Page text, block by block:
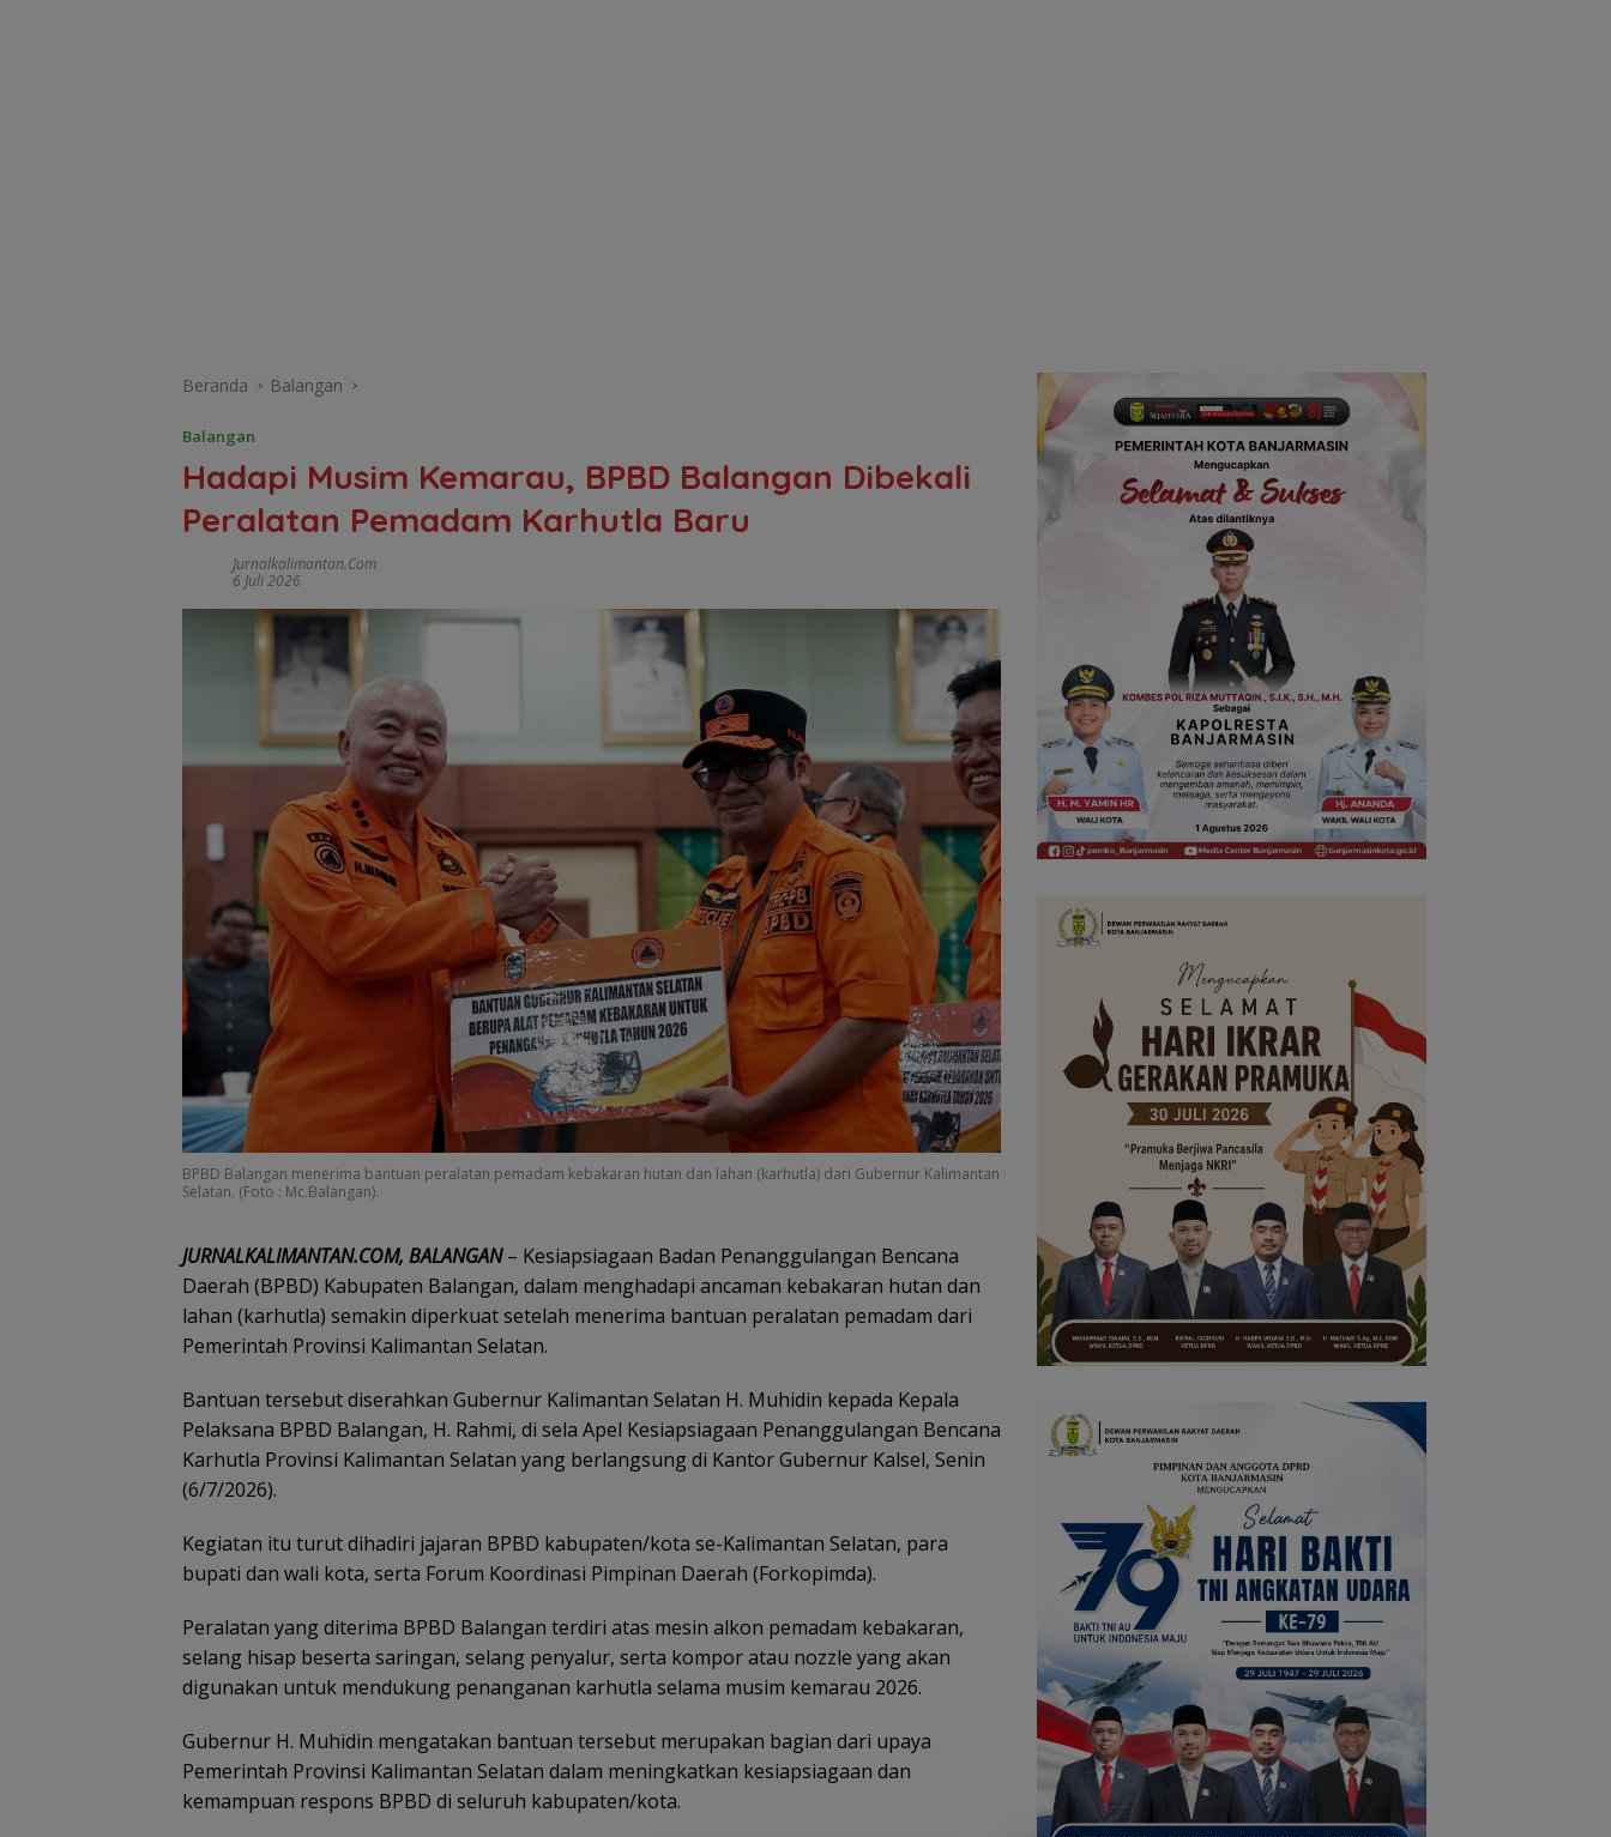
Beranda Balangan
Balangan
Hadapi Musim Kemarau, BPBD Balangan Dibekali
Peralatan Pemadam Karhutla Baru
Jurnalkalimantan.com
6 Juli 2026
BPBD Balangan menerima bantuan peralatan pemadam kebakaran hutan dan lahan (karhutla) dari Gubernur Kalimantan
Selatan. (Foto : Mc.Balangan).
JURNALKALIMANTAN.COM, BALANGAN– Kesiapsiagaan Badan Penanggulangan Bencana
Daerah (BPBD) Kabupaten Balangan, dalam menghadapi ancaman kebakaran hutan dan
lahan (karhutla) semakin diperkuat setelah menerima bantuan peralatan pemadam dari
Pemerintah Provinsi Kalimantan Selatan.
Bantuan tersebut diserahkan Gubernur Kalimantan Selatan H. Muhidin kepada Kepala
Pelaksana BPBD Balangan, H. Rahmi, di sela Apel Kesiapsiagaan Penanggulangan Bencana
Karhutla Provinsi Kalimantan Selatan yang berlangsung di Kantor Gubernur Kalsel, Senin
(6/7/2026).
Kegiatan itu turut dihadiri jajaran BPBD kabupaten/kota se-Kalimantan Selatan, para
bupati dan wali kota, serta Forum Koordinasi Pimpinan Daerah (Forkopimda).
Peralatan yang diterima BPBD Balangan terdiri atas mesin alkon pemadam kebakaran,
selang hisap beserta saringan, selang penyalur, serta kompor atau nozzle yang akan
digunakan untuk mendukung penanganan karhutla selama musim kemarau 2026.
Gubernur H. Muhidin mengatakan bantuan tersebut merupakan bagian dari upaya
Pemerintah Provinsi Kalimantan Selatan dalam meningkatkan kesiapsiagaan dan
kemampuan respons BPBD di seluruh kabupaten/kota.